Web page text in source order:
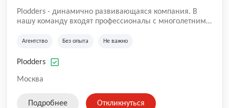
Plodders - динамично развивающаяся компания. В
нашу команду входят профессионалы с многолетним
на рынке аутсорсинга, а накопленный опыт позволяют
оказываемых услуг.
Агентство Без опыта Не важно
Plodders
Москва
Подробнее Откликнуться